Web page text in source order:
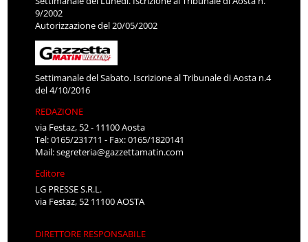
9/2002
Autorizzazione del 20/05/2002
Settimanale del Sabato. Iscrizione al Tribunale di Aosta n.4
del 4/10/2016
REDAZIONE
via Festaz, 52 - 11100 Aosta
Tel: 0165/231711 - Fax: 0165/1820141
Mail:segreteria@gazzettamatin.com
Editore
LG PRESSE S.R.L.
via Festaz, 52 11100 AOSTA
DIRETTORE RESPONSABILE